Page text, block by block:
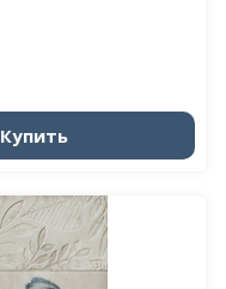
Купить